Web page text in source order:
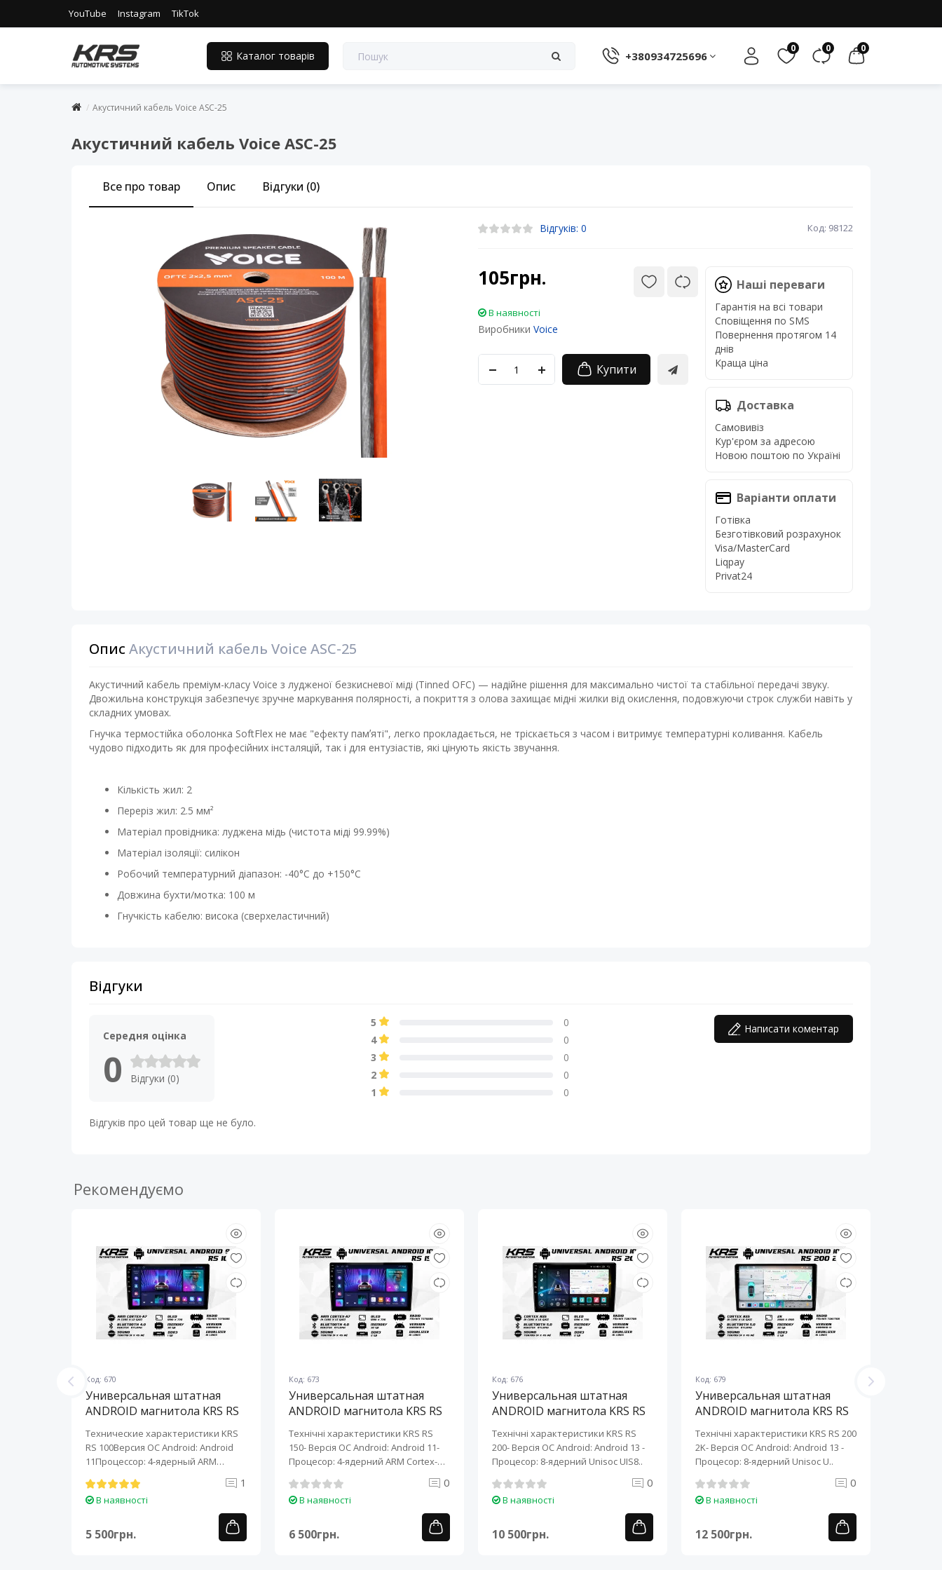
YouTube Instagram TikTok
Каталог товарів +380934725696
0 0 0
Акустичний кабель Voice ASC-25
Акустичний кабель Voice ASC-25
Все про товар Опис Відгуки (0)
Відгуків: 0 Код: 98122
105грн.
В наявності
Виробники Voice
Купити
Наші переваги
Гарантія на всі товари
Сповіщення по SMS
Повернення протягом 14
днів
Краща ціна
Доставка
Самовивіз
Кур'єром за адресою
Новою поштою по Україні
Варіанти оплати
Готівка
Безготівковий розрахунок
Visa/MasterCard
Liqpay
Privat24
Опис Акустичний кабель Voice ASC-25
Акустичний кабель преміум-класу Voice з лудженої безкисневої міді (Tinned OFC) — надійне рішення для максимально чистої та стабільної передачі звуку.
Двожильна конструкція забезпечує зручне маркування полярності, а покриття з олова захищає мідні жилки від окислення, подовжуючи строк служби навіть у
складних умовах.
Гнучка термостійка оболонка SoftFlex не має "ефекту памʼяті", легко прокладається, не тріскається з часом і витримує температурні коливання. Кабель
чудово підходить як для професійних інсталяцій, так і для ентузіастів, які цінують якість звучання.
Кількість жил: 2
Переріз жил: 2.5 мм²
Матеріал провідника: луджена мідь (чистота міді 99.99%)
Матеріал ізоляції: силікон
Робочий температурний діапазон: -40°C до +150°C
Довжина бухти/мотка: 100 м
Гнучкість кабелю: висока (сверхеластичний)
Відгуки
Середня оцінка
0 Відгуки (0)
5
0
4
0
3
0
2
0
1
0
Написати коментар
Відгуків про цей товар ще не було.
Рекомендуємо
Код: 670
Универсальная штатная
ANDROID магнитола KRS RS
Технические характеристики KRS
RS 100Версия ОС Android: Android
11Процессор: 4-ядерный ARM
1
В наявності
5 500грн.
Код: 673
Универсальная штатная
ANDROID магнитола KRS RS
Технічні характеристики KRS RS
150- Версія ОС Android: Android 11-
Процесор: 4-ядерний ARM Cortex-
0
В наявності
6 500грн.
Код: 676
Универсальная штатная
ANDROID магнитола KRS RS
Технічні характеристики KRS RS
200- Версія ОС Android: Android 13 ​-
Процесор: 8-ядерний Unisoc UIS8..
0
В наявності
10 500грн.
Код: 679
Универсальная штатная
ANDROID магнитола KRS RS
Технічні характеристики KRS RS 200
2K- Версія ОС Android: Android 13 ​-
Процесор: 8-ядерний Unisoc U..
0
В наявності
12 500грн.